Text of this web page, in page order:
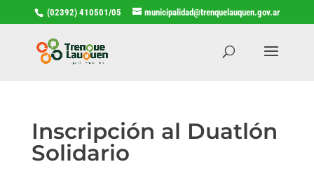
(02392) 410501/05 municipalidad@trenquelauquen.gov.ar
Inscripción al Duatlón
Solidario